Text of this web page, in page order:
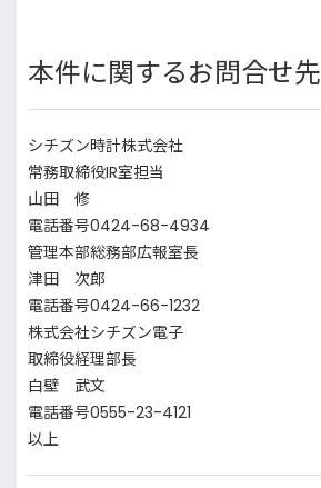
本件に関するお問合せ先
シチズン時計株式会社
常務取締役IR室担当
山田 修
電話番号0424-68-4934
管理本部総務部広報室長
津田 次郎
電話番号0424-66-1232
株式会社シチズン電子
取締役経理部長
白壁 武文
電話番号0555-23-4121
以上